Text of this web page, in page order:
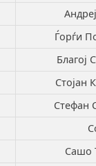
Ѓорѓи
Благој
Стојан
Стефан
Сашо